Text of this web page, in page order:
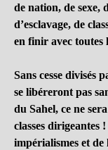
de nation, de sexe,
d’esclavage, de
en finir avec toutes
Sans cesse divisés
se libéreront pas
du Sahel, ce ne
classes dirigeantes
impérialismes et de